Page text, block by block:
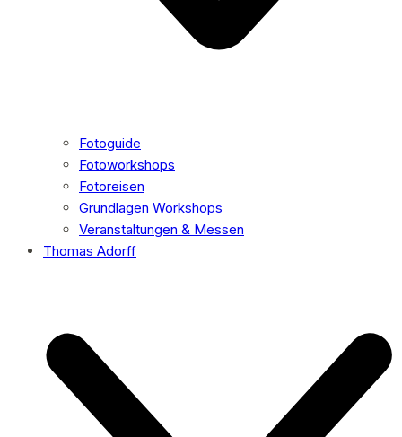
Fotoguide
Fotoworkshops
Fotoreisen
Grundlagen Workshops
Veranstaltungen & Messen
Thomas Adorff